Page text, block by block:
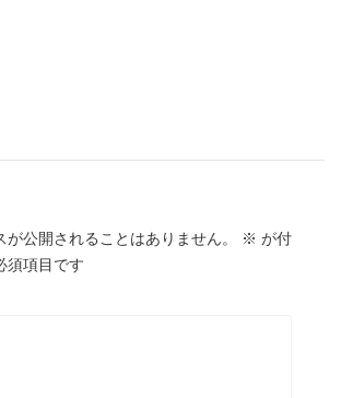
が公開されることはありません。 ※ が付
須項目です